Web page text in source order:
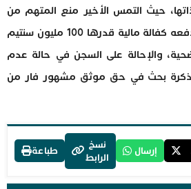
حيث التمس الأخير منع المتهم من
مغادرة التراب الوطني، ودفعه كفالة مالية قدرها 100 مليون سنتيم
والإحالة على السجن في حالة عدم
مذكرة بحث في حق موثق مشهور فار من
إرسال
نسخ
الرابط
طباعة